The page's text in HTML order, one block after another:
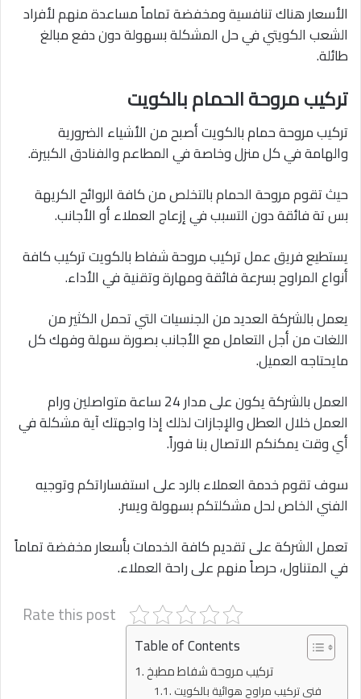
الأسعار هناك تنافسية ومخفضة تماماً مساعدة منهم لأفراد
الشعب الكويتي في حل المشكلة بسهولة دون دفع مبالغ
طائلة.
تركيب مروحة الحمام بالكويت
تركيب مروحة حمام بالكويت أصبح من الأشياء الضرورية
والهامة في كل منزل وخاصة في المطاعم والفنادق الكبيرة.
حيث تقوم مروحة الحمام بالتخلص من كافة الروائح الكريهة
بس تة فائقة دون التسبب في إزعاج العملاء أو الأجانب.
يستطيع فريق عمل تركيب مروحة شفاط بالكويت تركيب كافة
أنواع المراوح بسرعة فائقة ومهارة وتقنية في الأداء.
يعمل بالشركة العديد من الجنسيات التي تحمل الكثير من
اللغات من أجل التعامل مع الأجانب بصورة سهلة وفهك كل
مايحتاجه العميل.
العمل بالشركة يكون على مدار 24 ساعة متواصلين ورام
العمل خلال العطل والإجازات لذلك إذا واجهتك آية مشكلة في
أي وقت يمكنكم الاتصال بنا فوراً.
سوف تقوم خدمة العملاء بالرد على استفساراتكم وتوجيه
الفني الخاص لحل مشكلتكم بسهولة ويسر.
تعمل الشركة على تقديم كافة الخدمات بأسعار مخفضة تماماً
في المتناول، حرصاً منهم على راحة العملاء.
Rate this post
Table of Contents
تركيب مروحة شفاط مطبخ